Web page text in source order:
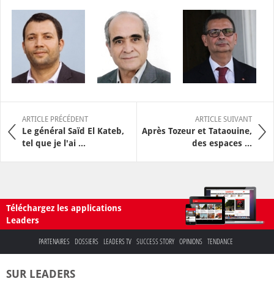
ARTICLE PRÉCÉDENT
Le général Saïd El Kateb,
tel que je l'ai ...
ARTICLE SUIVANT
Après Tozeur et Tataouine,
des espaces ...
Téléchargez les applications
Leaders
PARTENAIRES DOSSIERS LEADERS TV SUCCESS STORY OPINIONS TENDANCE
SUR LEADERS